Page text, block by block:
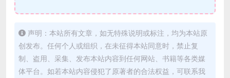
声明：本站所有文章，如无特殊说明或标注，均为本站原
创发布。任何个人或组织，在未征得本站同意时，禁止复
制、盗用、采集、发布本站内容到任何网站、书籍等各类媒
体平台。如若本站内容侵犯了原著者的合法权益，可联系我